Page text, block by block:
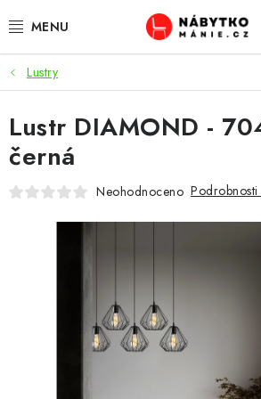
na
OBÝVACÍ POKOJ
KUCHYŇ A JÍDELNA
LOŽNICE
KOUPELNA A WC
Lustry
Lustr DIAMOND -
černá
Neohodnoceno